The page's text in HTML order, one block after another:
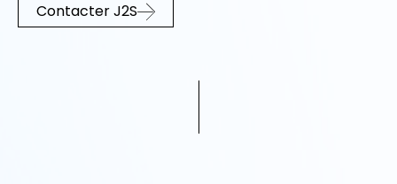
Contacter J2S